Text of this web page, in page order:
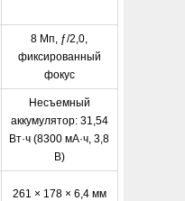
8 Мп, ƒ/2,0,
фиксированный
фокус
Несъемный
аккумулятор: 31,54
Вт·ч (8300 мА·ч, 3,8
В)
261 × 178 × 6,4 мм